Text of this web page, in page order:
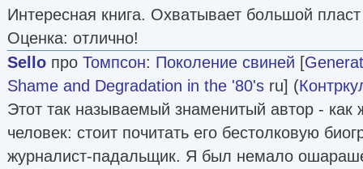
Интересная книга. Охватывает большой
Оценка: отлично!
Sello про Томпсон: Поколение свиней [
Shame and Degradation in the '80's ru] (
Этот так называемый знаменитый автор - как
человек: стоит почитать его бестолковую
журналист-падальщик. Я был немало